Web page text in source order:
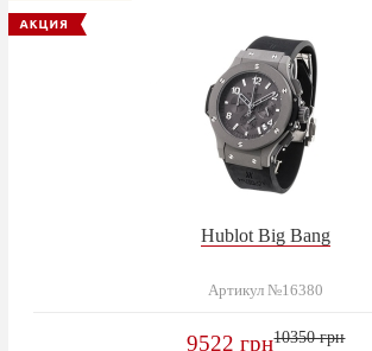
Hublot Big Bang
Артикул №16380
9522 грн10350 грн